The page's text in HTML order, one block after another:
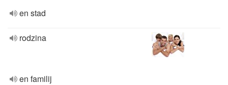
en stad
rodzina
en familij